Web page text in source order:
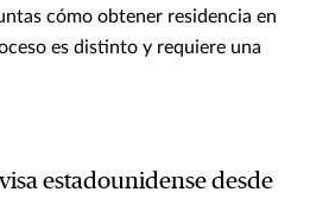
cómo obtener residencia en
es distinto y requiere una
estadounidense desde